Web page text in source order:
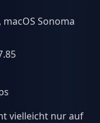
Sonoma
vielleicht nur auf